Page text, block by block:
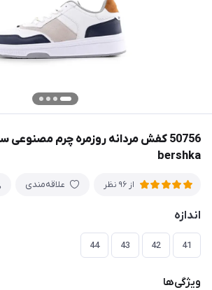
50756 کفش مردانه روزمره چرم
bershka
از 96 نظر علاقه‌مندی
اندازه
41
42
43
44
ویژگی‌ها